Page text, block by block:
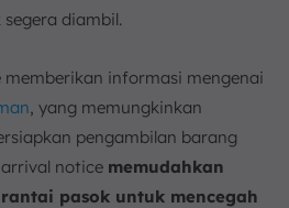
diambil.
informasi mengenai
, yang memungkinkan
pengambilan barang
notice memudahkan
pasok untuk mencegah